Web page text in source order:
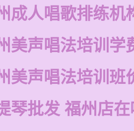
成人唱歌排练机
美声唱法培训学
美声唱法培训班
琴批发 福州店